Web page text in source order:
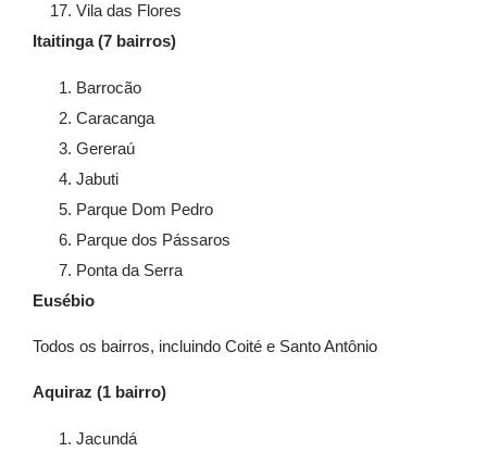
Vila das Flores
Itaitinga (7 bairros)
Barrocão
Caracanga
Gereraú
Jabuti
Parque Dom Pedro
Parque dos Pássaros
Ponta da Serra
Eusébio
Todos os bairros, incluindo Coité e Santo Antônio
Aquiraz (1 bairro)
Jacundá